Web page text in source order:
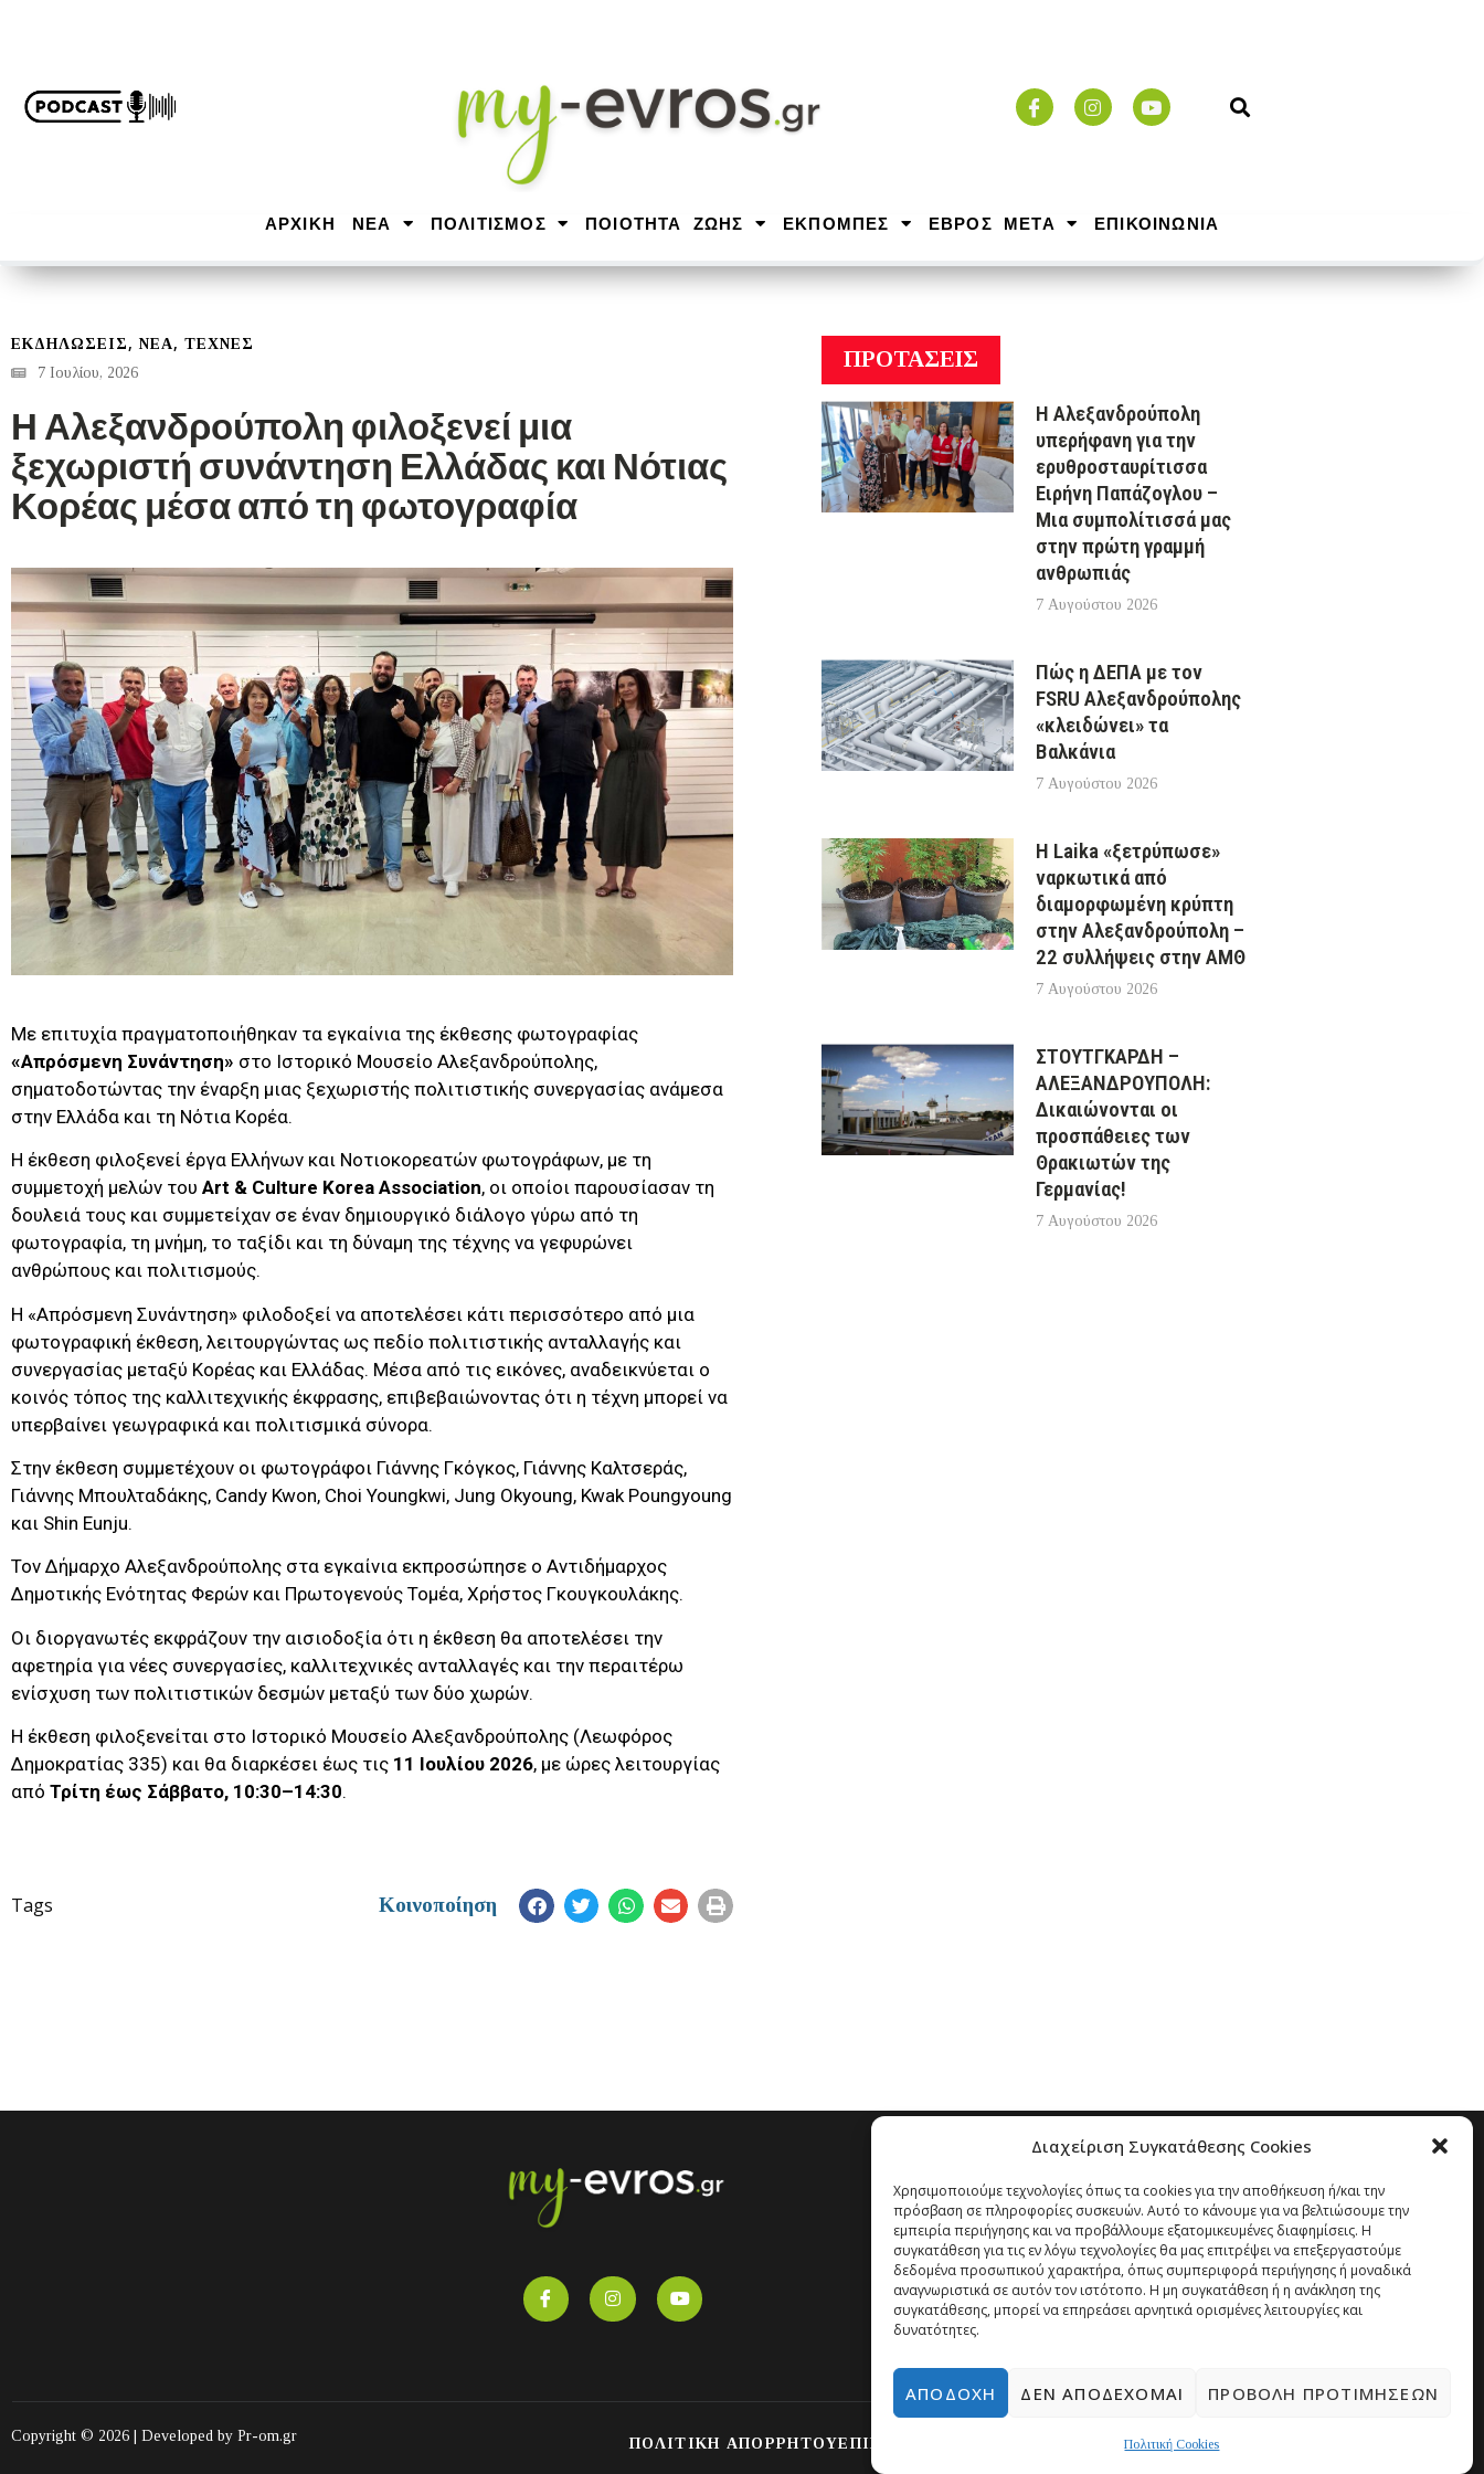
Διαχείριση Συγκατάθεσης Cookies
Χρησιμοποιούμε τεχνολογίες όπως τα cookies για την αποθήκευση ή/και την
πρόσβαση σε πληροφορίες συσκευών. Αυτό το κάνουμε για να βελτιώσουμε την
εμπειρία περιήγησης και να προβάλλουμε εξατομικευμένες διαφημίσεις. Η
συγκατάθεση για τις εν λόγω τεχνολογίες θα μας επιτρέψει να επεξεργαστούμε
δεδομένα προσωπικού χαρακτήρα, όπως συμπεριφορά περιήγησης ή μοναδικά
αναγνωριστικά σε αυτόν τον ιστότοπο. Η μη συγκατάθεση ή η ανάκληση της
συγκατάθεσης, μπορεί να επηρεάσει αρνητικά ορισμένες λειτουργίες και
δυνατότητες.
ΑΠΟΔΟΧΉ ΔΕΝ ΑΠΟΔΈΧΟΜΑΙ ΠΡΟΒΟΛΉ ΠΡΟΤΙΜΉΣΕΩΝ
Πολιτική Cookies
ΑΡΧΙΚΉ ΝΕΑ ΠΟΛΙΤΙΣΜΟΣ ΠΟΙΟΤΗΤΑ ΖΩΗΣ ΕΚΠΟΜΠΕΣ ΕΒΡΟΣ ΜΕΤΑ ΕΠΙΚΟΙΝΩΝΙΑ
ΕΚΔΗΛΩΣΕΙΣ , ΝΕΑ, ΤΕΧΝΕΣ
7 Ιουλίου, 2026
Η Αλεξανδρούπολη φιλοξενεί μια
ξεχωριστή συνάντηση Ελλάδας και Νότιας
Κορέας μέσα από τη φωτογραφία
Με επιτυχία πραγματοποιήθηκαν τα εγκαίνια της έκθεσης φωτογραφίας
«Απρόσμενη Συνάντηση» στο Ιστορικό Μουσείο Αλεξανδρούπολης,
σηματοδοτώντας την έναρξη μιας ξεχωριστής πολιτιστικής συνεργασίας ανάμεσα
στην Ελλάδα και τη Νότια Κορέα.
Η έκθεση φιλοξενεί έργα Ελλήνων και Νοτιοκορεατών φωτογράφων, με τη
συμμετοχή μελών του Art & Culture Korea Association, οι οποίοι παρουσίασαν τη
δουλειά τους και συμμετείχαν σε έναν δημιουργικό διάλογο γύρω από τη
φωτογραφία, τη μνήμη, το ταξίδι και τη δύναμη της τέχνης να γεφυρώνει
ανθρώπους και πολιτισμούς.
Η «Απρόσμενη Συνάντηση» φιλοδοξεί να αποτελέσει κάτι περισσότερο από μια
φωτογραφική έκθεση, λειτουργώντας ως πεδίο πολιτιστικής ανταλλαγής και
συνεργασίας μεταξύ Κορέας και Ελλάδας. Μέσα από τις εικόνες, αναδεικνύεται ο
κοινός τόπος της καλλιτεχνικής έκφρασης, επιβεβαιώνοντας ότι η τέχνη μπορεί να
υπερβαίνει γεωγραφικά και πολιτισμικά σύνορα.
Στην έκθεση συμμετέχουν οι φωτογράφοι Γιάννης Γκόγκος, Γιάννης Καλτσεράς,
Γιάννης Μπουλταδάκης, Candy Kwon, Choi Youngkwi, Jung Okyoung, Kwak Poungyoung
και Shin Eunju.
Τον Δήμαρχο Αλεξανδρούπολης στα εγκαίνια εκπροσώπησε ο Αντιδήμαρχος
Δημοτικής Ενότητας Φερών και Πρωτογενούς Τομέα, Χρήστος Γκουγκουλάκης.
Οι διοργανωτές εκφράζουν την αισιοδοξία ότι η έκθεση θα αποτελέσει την
αφετηρία για νέες συνεργασίες, καλλιτεχνικές ανταλλαγές και την περαιτέρω
ενίσχυση των πολιτιστικών δεσμών μεταξύ των δύο χωρών.
Η έκθεση φιλοξενείται στο Ιστορικό Μουσείο Αλεξανδρούπολης (Λεωφόρος
Δημοκρατίας 335) και θα διαρκέσει έως τις 11 Ιουλίου 2026, με ώρες λειτουργίας
από Τρίτη έως Σάββατο, 10:30–14:30.
Tags Κοινοποίηση
ΠΡΟΤΑΣΕΙΣ
Η Αλεξανδρούπολη
υπερήφανη για την
ερυθροσταυρίτισσα
Ειρήνη Παπάζογλου –
Μια συμπολίτισσά μας
στην πρώτη γραμμή
ανθρωπιάς
7 Αυγούστου 2026
Πώς η ΔΕΠΑ με τον
FSRU Αλεξανδρούπολης
«κλειδώνει» τα
Βαλκάνια
7 Αυγούστου 2026
Η Laika «ξετρύπωσε»
ναρκωτικά από
διαμορφωμένη κρύπτη
στην Αλεξανδρούπολη –
22 συλλήψεις στην ΑΜΘ
7 Αυγούστου 2026
ΣΤΟΥΤΓΚΑΡΔΗ –
ΑΛΕΞΑΝΔΡΟΥΠΟΛΗ:
Δικαιώνονται οι
προσπάθειες των
Θρακιωτών της
Γερμανίας!
7 Αυγούστου 2026
Copyright © 2026 | Developed by Pr-om.gr ΠΟΛΙΤΙΚΗ ΑΠΟΡΡΗΤΟΥΕΠΙΚΟΙΝΩΝΙΑ